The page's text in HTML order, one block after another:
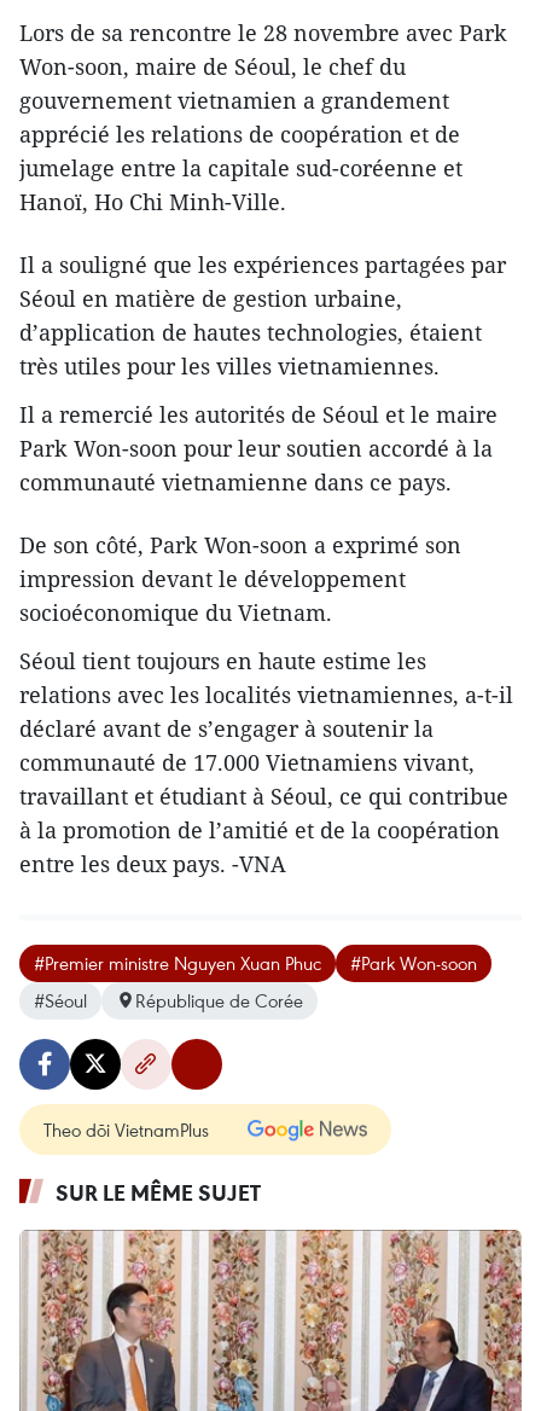
Lors de sa rencontre le 28 novembre avec Park
Won-soon, maire de Séoul, le chef du
gouvernement vietnamien a grandement
apprécié les relations de coopération et de
jumelage entre la capitale sud-coréenne et
Hanoï, Ho Chi Minh-Ville.
Il a souligné que les expériences partagées par
Séoul en matière de gestion urbaine,
d’application de hautes technologies, étaient
très utiles pour les villes vietnamiennes.
Il a remercié les autorités de Séoul et le maire
Park Won-soon pour leur soutien accordé à la
communauté vietnamienne dans ce pays.
De son côté, Park Won-soon a exprimé son
impression devant le développement
socioéconomique du Vietnam.
Séoul tient toujours en haute estime les
relations avec les localités vietnamiennes, a-t-il
déclaré avant de s’engager à soutenir la
communauté de 17.000 Vietnamiens vivant,
travaillant et étudiant à Séoul, ce qui contribue
à la promotion de l’amitié et de la coopération
entre les deux pays. -VNA
#Premier ministre Nguyen Xuan Phuc
#Park Won-soon
#Séoul
République de Corée
Theo dõi VietnamPlus
SUR LE MÊME SUJET